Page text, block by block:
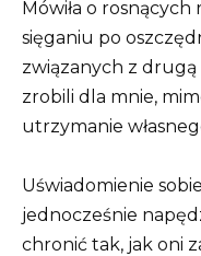
Mówiła o
sięganiu po
związanych z
zrobili dla mnie,
utrzymanie
Uświadomienie
jednocześnie
chronić tak, jak oni